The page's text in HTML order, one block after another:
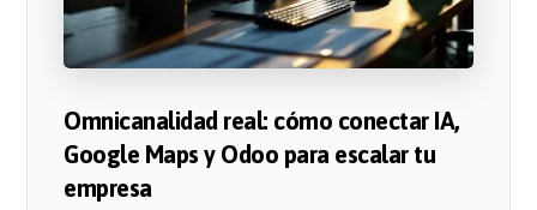
Omnicanalidad real: cómo conectar IA,
Google Maps y Odoo para escalar tu
empresa